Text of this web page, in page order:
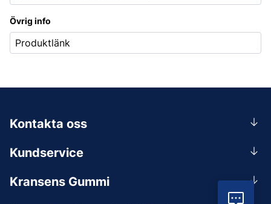
Övrig info
Produktlänk
Kundservice
Kransens Gummi
Kontakta oss
0156-409 00
Mån-Tors 07.30-16:30, Fre 07.30-15.00.
Lunchstängt 12:00-12:30